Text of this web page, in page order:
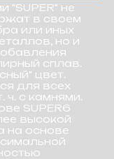
"SUPER" не
в своем
или иных
но и
сплав.
цвет.
для всех
ч. с камнями.
SUPER6
высокой
на основе